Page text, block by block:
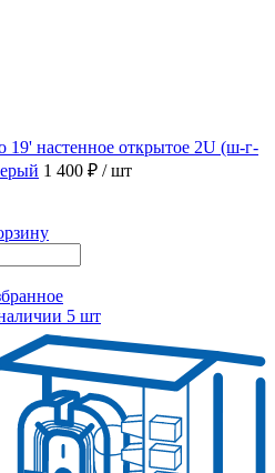
19' настенное открытое 2U (ш-г-
1 400 ₽ / шт
5 шт